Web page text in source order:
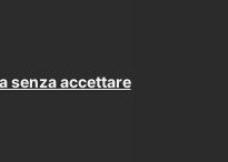
senza accettare